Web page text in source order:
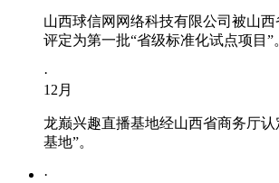
山西球信网网络科技有限公司
评定为第一批“省级标准化试点项目”
·
12 月
龙巅兴趣直播基地经山西省商务厅
基地”。
·